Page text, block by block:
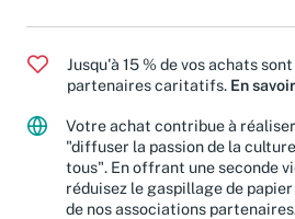
Jusqu'à 15 % de vos achats
partenaires caritatifs. En
Votre achat contribue à
"diffuser la passion de la
tous". En offrant une seconde
réduisez le gaspillage de
de nos associations